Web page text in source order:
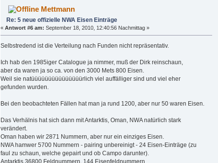
Mettmann
Re: 5 neue offizielle NWA Eisen Einträge
« Antwort #6 am: September 18, 2010, 12:40:56 Nachmittag »
Selbstredend ist die Verteilung nach Funden nicht repräsentativ.
Ich hab den 1985iger Catalogue ja nimmer, muß der Dirk reinschaun,
aber da waren ja so ca. von den 3000 Mets 800 Eisen.
Weil sie natüüüüüüüüüüüüüüürlich viel auffälliger sind und viel eher
gefunden wurden.
Bei den beobachteten Fällen hat man ja rund 1200, aber nur 50 waren Eisen.
Das Verhälnis hat sich dann mit Antarktis, Oman, NWA natürlich stark
verändert.
Oman haben wir 2871 Nummern, aber nur ein einziges Eisen.
NWA hamwer 5700 Nummern - pairing unbereinigt - 24 Eisen-Einträge (zu
faul zu schaun, welche gepairt und ob Campo darunter).
Antarktis 36800 Feldnummern, 144 Eisenfeldnummern